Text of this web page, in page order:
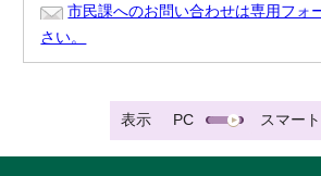
市民課へのお問い合わせは専用フォ
さい。
表示 PC スマー